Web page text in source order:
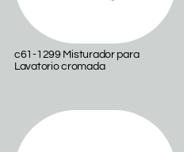
c61-1299 Misturador para
Lavatorio cromada